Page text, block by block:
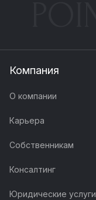
Компания
О компании
Карьера
Собственникам
Консалтинг
Юридические услуги